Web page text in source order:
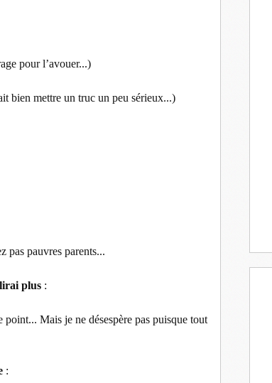
pour l’avouer...)
bien mettre un truc un peu sérieux...)
pas pauvres parents...
plus :
point... Mais je ne désespère pas puisque tout
: